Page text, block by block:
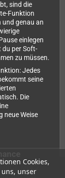
Cookies,
unser
sind die
Funktion
und genau an
einlegen
du per Soft-
zu müssen.
Jedes
seine
Die
neue Weise
MBC2,